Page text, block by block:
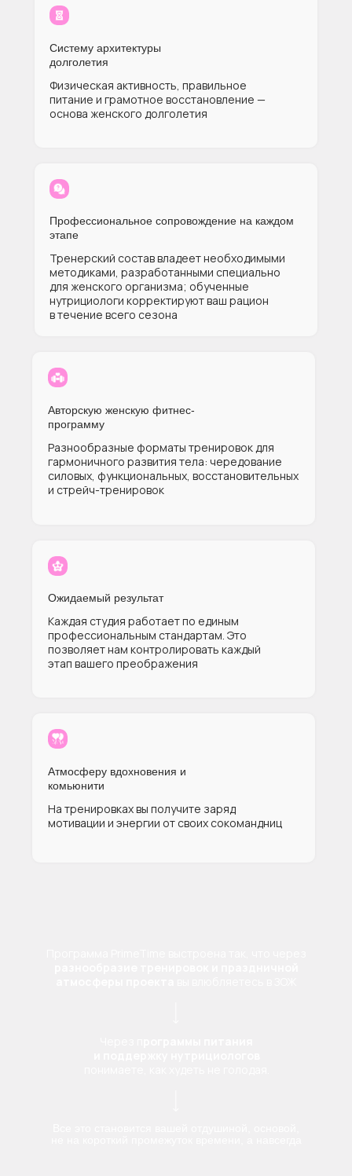
Авторскую женскую фитнес-
программу
Профессиональное сопровождение на каждом
этапе
Систему архитектуры
долголетия
Ожидаемый результат
Атмосферу вдохновения и
комьюнити
Разнообразные форматы тренировок для
гармоничного развития тела: чередование
силовых, функциональных, восстановительных
и стрейч-тренировок
Тренерский состав владеет необходимыми
методиками, разработанными специально
для женского организма; обученные
нутрициологи корректируют ваш рацион
в течение всего сезона
Физическая активность, правильное
питание и грамотное восстановление —
основа женского долголетия
Каждая студия работает по единым
профессиональным стандартам. Это
позволяет нам контролировать каждый
этап вашего преображения
На тренировках вы получите заряд
мотивации и энергии от своих сокомандниц